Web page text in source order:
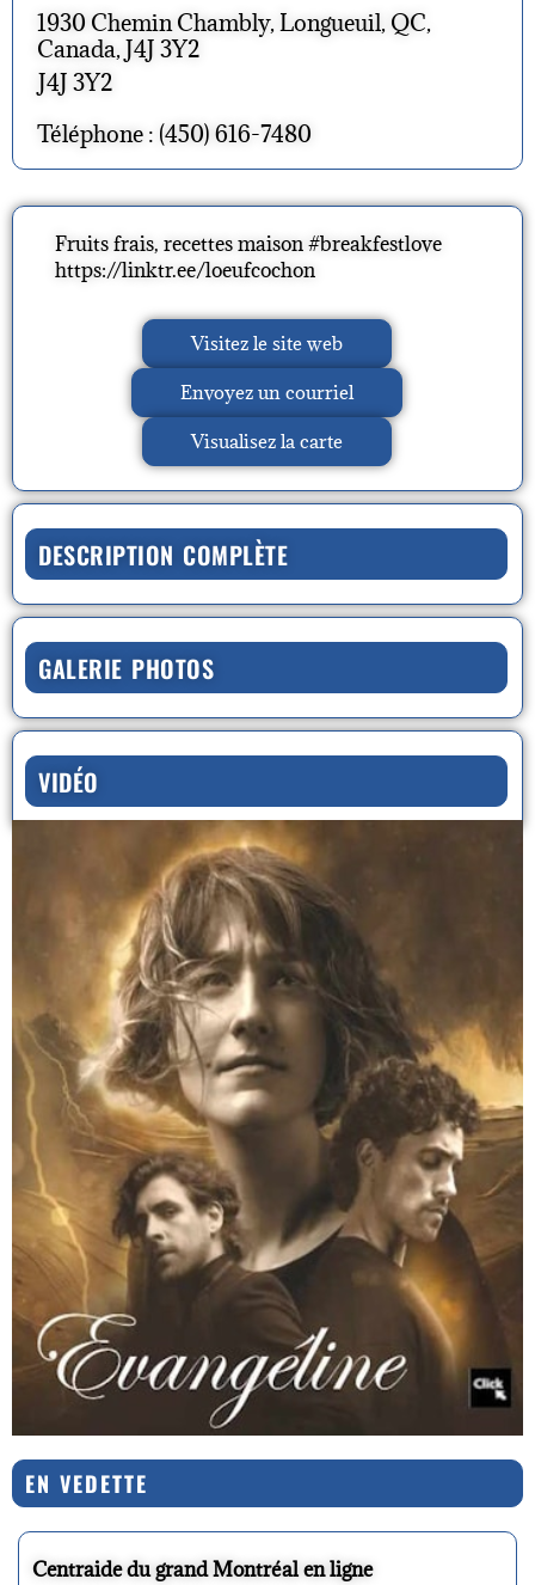
1930 Chemin Chambly, Longueuil, QC,
Canada, J4J 3Y2
J4J 3Y2
Téléphone : (450) 616-7480
Fruits frais, recettes maison #breakfestlove
https://linktr.ee/loeufcochon
Visitez le site web
Envoyez un courriel
Visualisez la carte
DESCRIPTION COMPLÈTE
GALERIE PHOTOS
VIDÉO
EN VEDETTE
Centraide du grand Montréal en ligne